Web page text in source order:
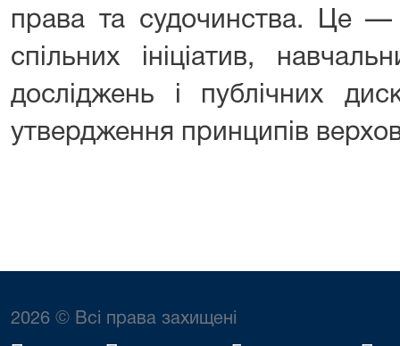
права та судочинства. Це —
спільних ініціатив,
досліджень і публічних
утвердження принципів
2026 © Всі права захищені